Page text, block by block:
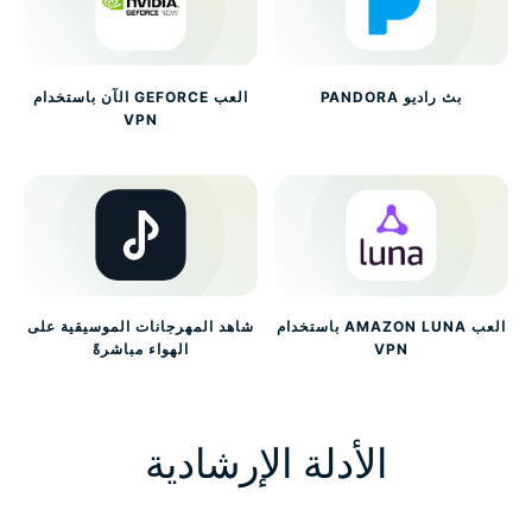
بث راديو PANDORA
العب GEFORCE الآن باستخدام
VPN
العب AMAZON LUNA باستخدام
VPN
شاهد المهرجانات الموسيقية على
الهواء مباشرةً
الأدلة الإرشادية